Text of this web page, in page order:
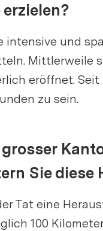
intensive und
Mittlerweile
eröffnet.
zu sein.
Sie
Tat eine
100